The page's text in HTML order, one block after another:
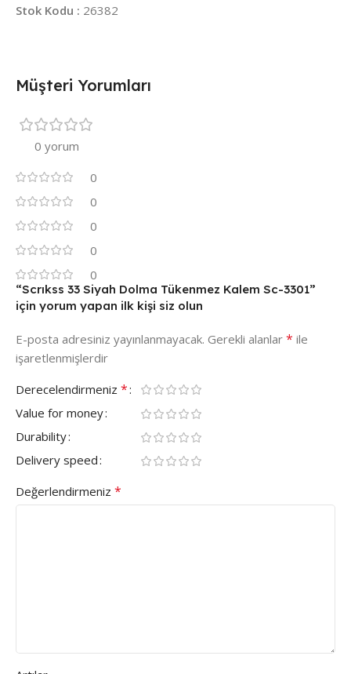
Stok Kodu : 26382
Müşteri Yorumları
0 yorum
0
0
0
0
0
“Scrıkss 33 Siyah Dolma Tükenmez Kalem Sc-3301”
için yorum yapan ilk kişi siz olun
E-posta adresiniz yayınlanmayacak. Gerekli alanlar * ile
işaretlenmişlerdir
Derecelendirmeniz *
Value for money
Durability
Delivery speed
Değerlendirmeniz *